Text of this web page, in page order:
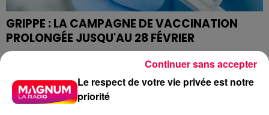
GRIPPE : LA CAMPAGNE DE VACCINATION
PROLONGÉE JUSQU'AU 28 FÉVRIER
A la mi-janvier, dans l'Hexagone, l'épidémie de grippe
se situait toujours à un niveau d'intensité élevé dans
toutes les classes d'âge.Le respect de votre vie privée est notre
priorité
Continuer sans accepter